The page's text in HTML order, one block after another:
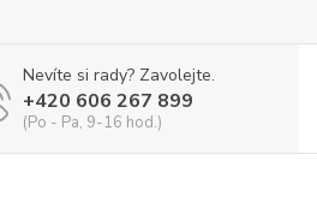
Nevíte si rady? Zavolejte.
+420 606 267 899
(Po - Pa, 9-16 hod.)